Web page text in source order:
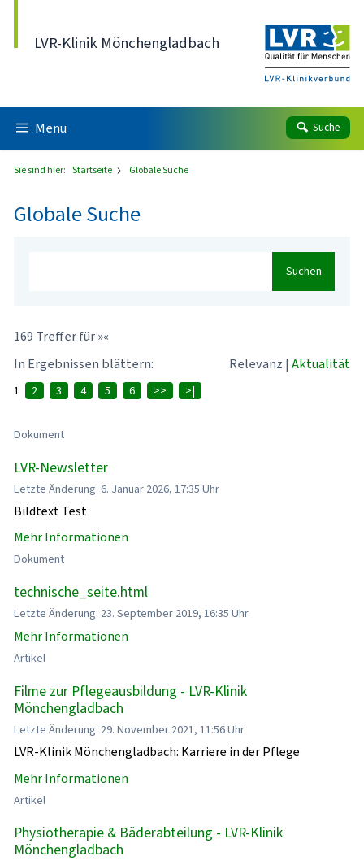
LVR-Klinik Mönchengladbach
Menü Suche
Sie sind hier: Startseite Globale Suche
Globale Suche
Suchen
169 Treffer für »«
In Ergebnissen blättern:
Relevanz | Aktualität
1 2 3 4 5 6 >> >|
Dokument
LVR-Newsletter
Letzte Änderung: 6. Januar 2026, 17:35 Uhr
Bildtext Test
Mehr Informationen
Dokument
technische_seite.html
Letzte Änderung: 23. September 2019, 16:35 Uhr
Mehr Informationen
Artikel
Filme zur Pflegeausbildung - LVR-Klinik
Mönchengladbach
Letzte Änderung: 29. November 2021, 11:56 Uhr
LVR-Klinik Mönchengladbach: Karriere in der Pflege
Mehr Informationen
Artikel
Physiotherapie & Bäderabteilung - LVR-Klinik
Mönchengladbach